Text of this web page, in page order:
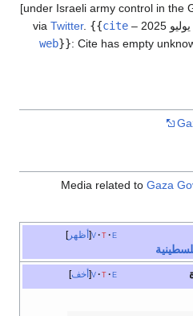
under Israeli army control in the Gaza Strip (21.7.2025)]
– via
Twitter. {{cite
web}}:Cite has empty
Gaza
أظهر v t e
أخف v t e